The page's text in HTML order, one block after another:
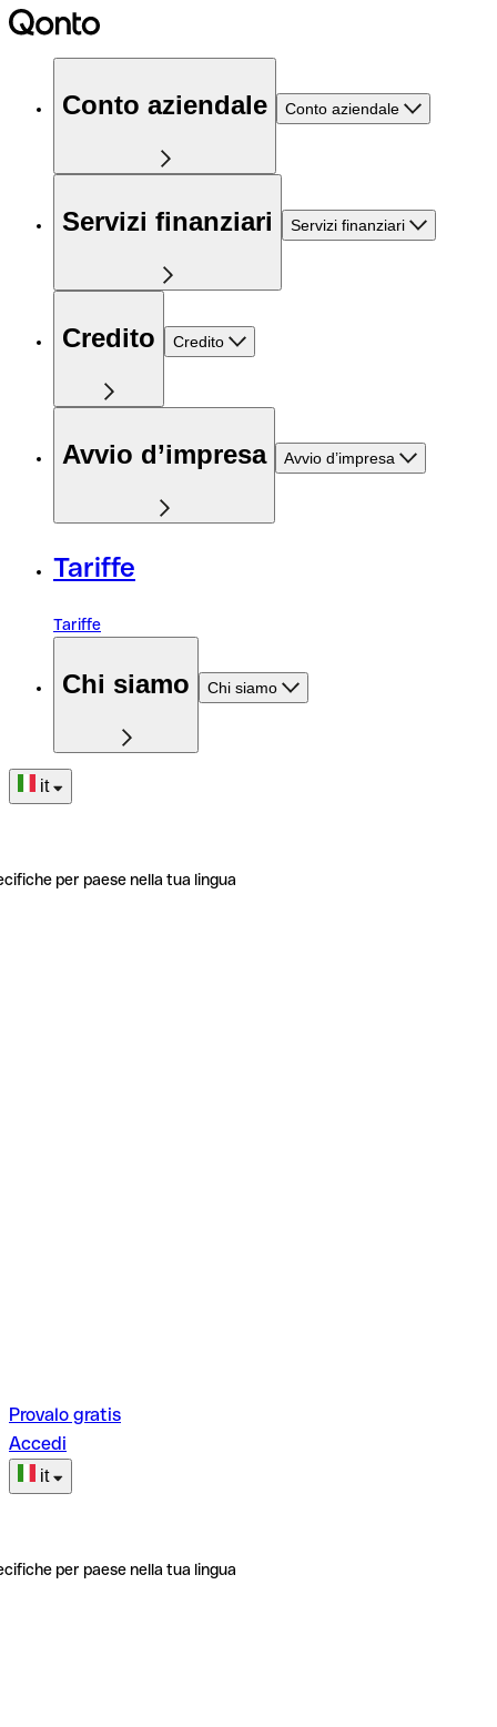
Conto aziendale Conto aziendale
Servizi finanziari Servizi finanziari
Credito Credito
Avvio d’impresa Avvio d’impresa
Tariffe
Tariffe
Chi siamo Chi siamo
it
per paese nella tua lingua
Provalo gratis
Accedi
it
per paese nella tua lingua